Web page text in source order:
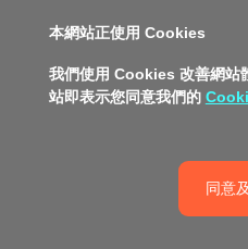
本網站正使用 Cookies
我們使用 Cookies 改善網站
站即表示您同意我們的
同意